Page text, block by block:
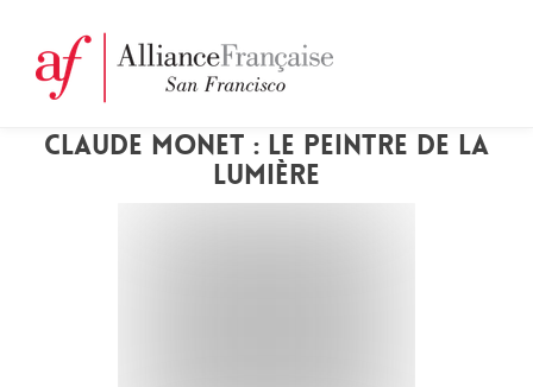
CLAUDE MONET : LE PEINTRE DE LA
LUMIÈRE